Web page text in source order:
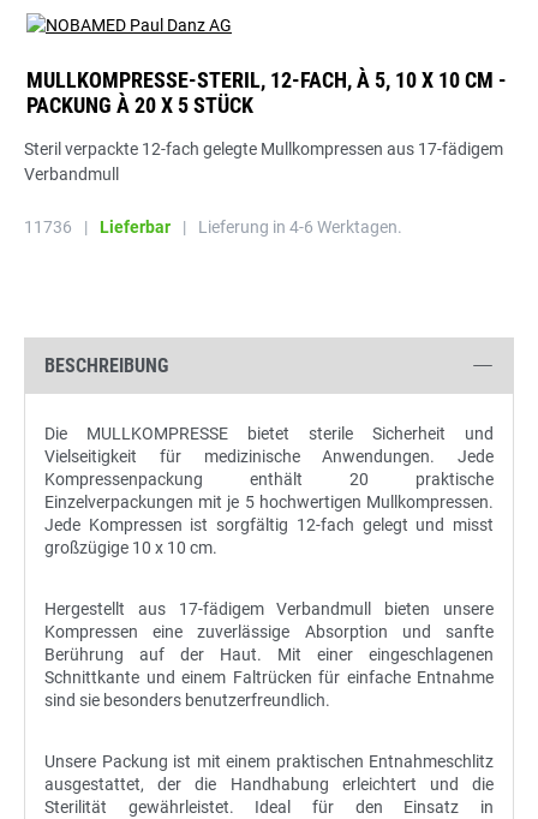
MULLKOMPRESSE-STERIL, 12-FACH, À 5, 10 X 10 CM -
PACKUNG À 20 X 5 STÜCK
Steril verpackte 12-fach gelegte Mullkompressen aus 17-fädigem
Verbandmull
11736 | Lieferbar | Lieferung in 4-6 Werktagen.
BESCHREIBUNG
Die MULLKOMPRESSE bietet sterile Sicherheit und
Vielseitigkeit für medizinische Anwendungen. Jede
Kompressenpackung enthält 20 praktische
Einzelverpackungen mit je 5 hochwertigen Mullkompressen.
Jede Kompressen ist sorgfältig 12-fach gelegt und misst
großzügige 10 x 10 cm.
Hergestellt aus 17-fädigem Verbandmull bieten unsere
Kompressen eine zuverlässige Absorption und sanfte
Berührung auf der Haut. Mit einer eingeschlagenen
Schnittkante und einem Faltrücken für einfache Entnahme
sind sie besonders benutzerfreundlich.
Unsere Packung ist mit einem praktischen Entnahmeschlitz
ausgestattet, der die Handhabung erleichtert und die
Sterilität gewährleistet. Ideal für den Einsatz in